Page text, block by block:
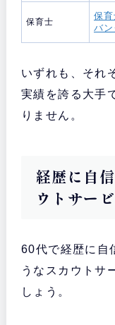
保育士
保
バン
いずれも、それ
実績を誇る大手
りません。
経歴に自
ウトサー
60代で経歴に自
うなスカウトサ
しょう。